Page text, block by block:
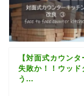
【対面式カウン
失敗か！！ウッ
う...